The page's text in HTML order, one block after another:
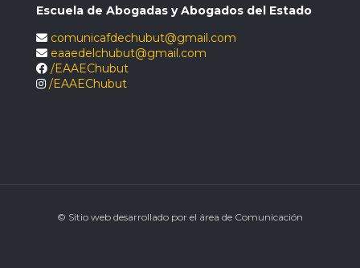
Escuela de Abogadas y Abogados del Estado
comunicafdechubut@gmail.com
eaaedelchubut@gmail.com
/EAAEChubut
/EAAEChubut
© Sitio web desarrollado por el área de Comunicación